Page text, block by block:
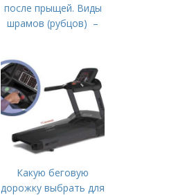
после прыщей. Виды
шрамов (рубцов) –
Какую беговую
дорожку выбрать для